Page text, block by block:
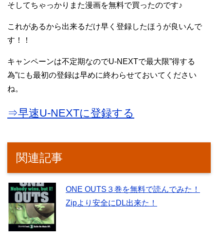
そしてちゃっかりまた漫画を無料で買ったのです♪
これがあるから出来るだけ早く登録したほうが良いんで
す！！
キャンペーンは不定期なのでU-NEXTで最大限”得する
為”にも最初の登録は早めに終わらせておいてください
ね。
⇒早速U-NEXTに登録する
関連記事
ONE OUTS３巻を無料で読んでみた！
Zipより安全にDL出来た！